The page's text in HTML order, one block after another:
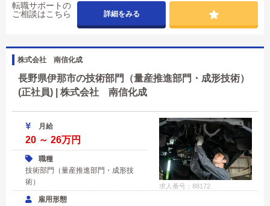
転職サポートの
ご相談はこちら
詳細をみる
株式会社 南信化成
長野県伊那市の技術部門（量産推進部門・成形技術）
(正社員) | 株式会社 南信化成
求人番号：88172
月給
20 ～ 26万円
職種
技術部門（量産推進部門・成形技
術）
雇用形態